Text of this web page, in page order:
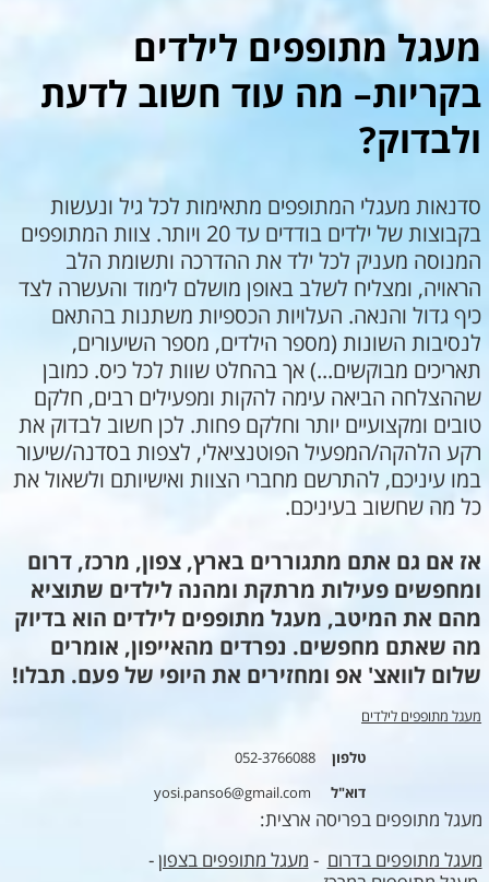
מעגל מתופפים לילדים
בקריות– מה עוד חשוב לדעת
ולבדוק?
סדנאות מעגלי המתופפים מתאימות לכל גיל ונעשות
בקבוצות של ילדים בודדים עד 20 ויותר. צוות המתופפים
המנוסה מעניק לכל ילד את ההדרכה ותשומת הלב
הראויה, ומצליח לשלב באופן מושלם לימוד והעשרה לצד
כיף גדול והנאה. העלויות הכספיות משתנות בהתאם
לנסיבות השונות (מספר הילדים, מספר השיעורים,
תאריכים מבוקשים...) אך בהחלט שוות לכל כיס. כמובן
שההצלחה הביאה עימה להקות ומפעילים רבים, חלקם
טובים ומקצועיים יותר וחלקם פחות. לכן חשוב לבדוק את
רקע הלהקה/המפעיל הפוטנציאלי, לצפות בסדנה/שיעור
במו עיניכם, להתרשם מחברי הצוות ואישיותם ולשאול את
כל מה שחשוב בעיניכם.
אז אם גם אתם מתגוררים בארץ, צפון, מרכז, דרום
ומחפשים פעילות מרתקת ומהנה לילדים שתוציא
מהם את המיטב, מעגל מתופפים לילדים הוא בדיוק
מה שאתם מחפשים. נפרדים מהאייפון, אומרים
שלום לוואצ' אפ ומחזירים את היופי של פעם. תבלו!
מעגל מתופפים לילדים
טלפון 052-3766088
דוא"ל
מעגל מתופפים בפריסה ארצית:
מעגל מתופפים בדרום - מעגל מתופפים בצפון-